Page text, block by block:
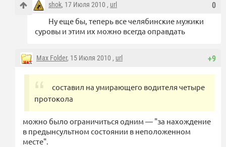
0
shok, 17 Июля 2010 , url
Ну еще бы, теперь все челябинские мужики
суровы и этим их можно всегда оправдать
+9
Max Folder, 15 Июля 2010 , url
составил на умирающего водителя четыре
протокола
можно было ограничиться одним — "за нахождение
в предынсультном состоянии в неположенном
месте".